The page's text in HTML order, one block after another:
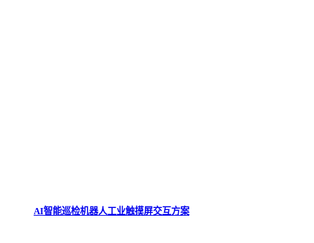
AI智能巡检机器人工业触摸屏交互方案